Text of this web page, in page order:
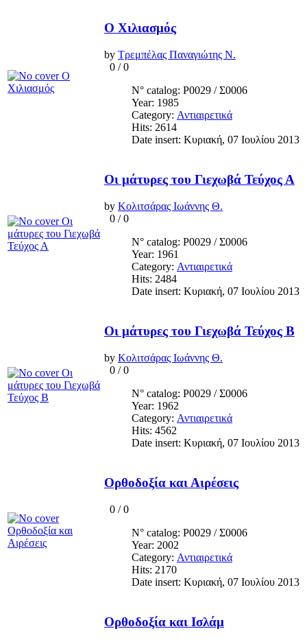
Ο Χιλιασμός
by Τρεμπέλας Παναγιώτης Ν.
0 /0
N° catalog: Ρ0029 / Σ0006
Year: 1985
Category: Αντιαιρετικά
Hits: 2614
Date insert: Κυριακή, 07 Ιουλίου 2013
Οι μάτυρες του Γιεχωβά Τεύχος Α
by Κολιτσάρας Ιωάννης Θ.
0 /0
N° catalog: Ρ0029 / Σ0006
Year: 1961
Category: Αντιαιρετικά
Hits: 2484
Date insert: Κυριακή, 07 Ιουλίου 2013
Οι μάτυρες του Γιεχωβά Τεύχος Β
by Κολιτσάρας Ιωάννης Θ.
0 /0
N° catalog: Ρ0029 / Σ0006
Year: 1962
Category: Αντιαιρετικά
Hits: 4562
Date insert: Κυριακή, 07 Ιουλίου 2013
Ορθοδοξία και Αιρέσεις
0 /0
N° catalog: Ρ0029 / Σ0006
Year: 2002
Category: Αντιαιρετικά
Hits: 2170
Date insert: Κυριακή, 07 Ιουλίου 2013
Ορθοδοξία και Ισλάμ